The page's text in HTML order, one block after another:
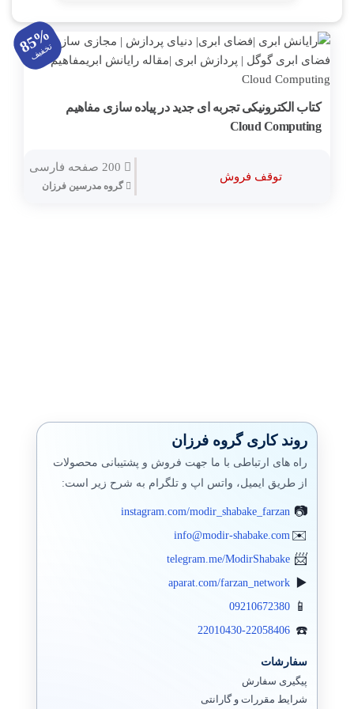
مجازی سازی
کامپتیا
Microsoft Web Server IIS
مجازی سازی دسکتاپ VDI
پشتیبان گیری (بکاپ)
بکاپ محیط مجازی
فایروال
سرور اچ پی
فورتی گیت
الستیکس،استریسک
وایرشارک
85%
تخفیف
کتاب الکترونیکی تجربه ای جدید در پیاده سازی مفاهیم
Cloud Computing
توقف فروش
گروه مدرسین فرزان
روند کاری گروه فرزان
راه های ارتباطی با ما جهت فروش و پشتیبانی محصولات
از طریق ایمیل، واتس اپ و تلگرام به شرح زیر است:
instagram.com/modir_shabake_farzan
info@modir-shabake.com
telegram.me/ModirShabake
aparat.com/farzan_network
09210672380
22010430-22058406
سفارشات
پیگیری سفارش
شرایط مقررات و گارانتی